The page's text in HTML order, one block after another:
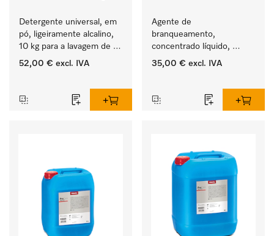
Detergente universal, em
pó, ligeiramente alcalino,
10 kg para a lavagem de
têxteis brancos e de
52,00 € excl. IVA
Agente de
branqueamento,
concentrado líquido,
ácido, 5 l para a remoção
35,00 € excl. IVA